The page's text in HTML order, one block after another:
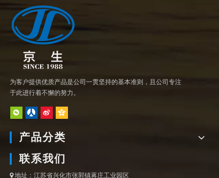
为客户提供优质产品是公司一贯坚持的基本准则，且公司专注
于此进行着不懈的努力。
产品分类
联系我们
地址：江苏省兴化市张郭镇蒋庄工业园区